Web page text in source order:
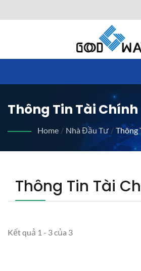
Thông Tin Tài Chính
Home / Nhà Đầu Tư / Thông
Thông Tin Tài
Kết quả 1 - 3 của 3